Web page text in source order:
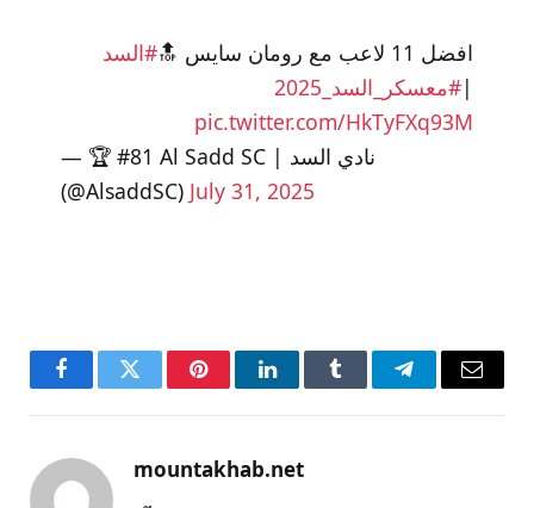
افضل 11 لاعب مع رومان سايس 🔝
#السد
|#معسكر_السد_2025
pic.twitter.com/HkTyFXq93M
— 🏆 #81 Al Sadd SC | نادي السد
(@AlsaddSC) July 31, 2025
FacebookTwitter PinterestLinkedInTumblr TelegramEmail
mountakhab.net